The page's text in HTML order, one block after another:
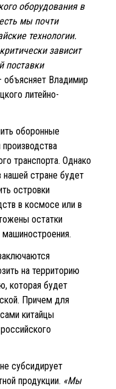
оборудования в
мы почти
технологии.
зависит
поставки
объясняет Владимир
литейно-
оборонные
транспорта. Однако
стране будет
островки
в космосе или в
остатки
машиностроения.
на территорию
которая будет
Причем для
китайцы
субсидирует
продукции. «Мы